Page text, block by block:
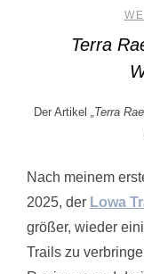
Terra
Der Artikel „Terra
Nach meinem
2025, der Lowa
größer, wieder
Trails zu